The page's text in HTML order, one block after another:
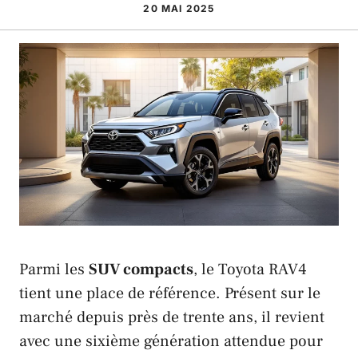
20 MAI 2025
Parmi les SUVcompacts, leToyota RAV4
tient une place de référence. Présent sur le
marché depuis près de trente ans, il revient
avec une sixième génération attendue pour